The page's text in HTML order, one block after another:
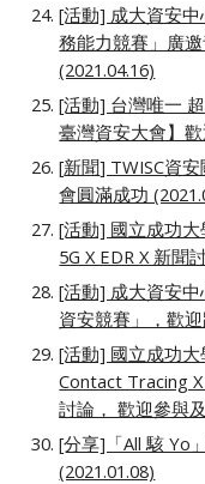
[活動] 成大資安
務能力競賽」廣
(2021.04.16)
[活動] 台灣唯一
臺灣資安大會】
[新聞] TWISC資
會圓滿成功
[活動] 國立成功
5G X EDR X 新聞
[活動] 成大資安
資安競賽」，歡
[活動] 國立成功大
Contact Tracing X
討論， 歡迎參與
[分享]「All 駭 Yo
(2021.01.08)